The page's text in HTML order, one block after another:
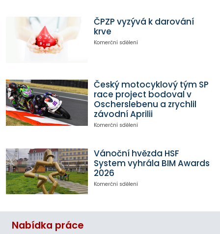
ČPZP vyzývá k darování
krve
Komerční sdělení
Český motocyklový tým SP
race project bodoval v
Oscherslebenu a zrychlil
závodní Aprilii
Komerční sdělení
Vánoční hvězda HSF
System vyhrála BIM Awards
2026
Komerční sdělení
Nabídka práce